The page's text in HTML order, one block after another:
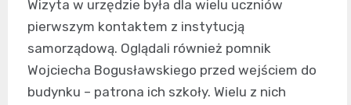
Wizyta w urzędzie była dla wielu uczniów
pierwszym kontaktem z instytucją
samorządową. Oglądali również pomnik
Wojciecha Bogusławskiego przed wejściem do
budynku – patrona ich szkoły. Wielu z nich